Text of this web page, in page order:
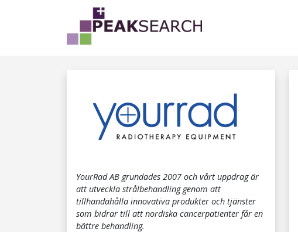
YourRad AB grundades 2007 och vårt uppdrag är
att utveckla strålbehandling genom att
tillhandahålla innovativa produkter och tjänster
som bidrar till att nordiska cancerpatienter får en
bättre behandling.